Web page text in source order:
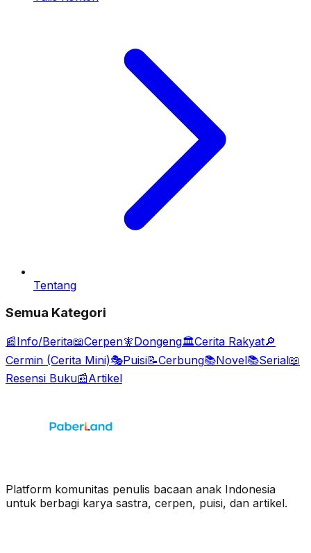
Tentang
Semua Kategori
📰Info/Berita📖Cerpen🧚Dongeng🏛️Cerita Rakyat🔎
Cermin (Cerita Mini)🎭Puisi📝Cerbung📚Novel📚Serial📖
Resensi Buku📰Artikel
Platform komunitas penulis bacaan anak Indonesia
untuk berbagi karya sastra, cerpen, puisi, dan artikel.